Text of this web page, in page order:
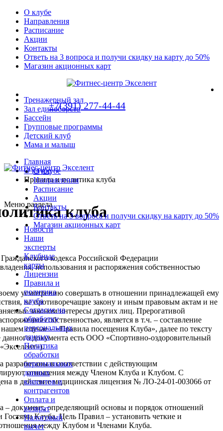
О клубе
Направления
Расписание
Акции
Контакты
Ответь на 3 вопроса и получи скидку на карту до 50%
Магазин акционных карт
+7(391) 277-44-44
Тренажерный зал
Зал единоборств
Бассейн
Групповые программы
Детский клуб
Мама и малыш
О клубе
Направления
Расписание
Акции
Контакты
Ответь на 3 вопроса и получи скидку на карту до 50%
Магазин акционных карт
Главная
О клубе
Правила и политика клуба
клуба
кодекса Российской Федерации
использования и распоряжения собственностью
усмотрению совершать в отношении принадлежащей ему
не противоречащие закону и иным правовым актам и не
законом интересы других лиц. Прерогативой
собственностью, является в т.ч. – составление
случае – «Правила посещения Клуба», далее по тексту
документа есть ООО «Спортивно-оздоровительный
в соответствии с действующим
отношения между Членом Клуба и Клубом. С
в действие медицинская лицензия № ЛО-24-01-003066 от
– документ, определяющий основы и порядок отношений
Клуба. Цель Правил – установить четкие и
между Клубом и Членами Клуба.
Меню раздела
Новости
Наши
эксперты
Клубные
карты
Лицензии
Правила и
политика
клуба
Согласие на
обработку
персональных
данных
Политика
обработки
персональных
данных
клиентов и
контрагентов
Оплата и
возврат
Налоговый
вычет